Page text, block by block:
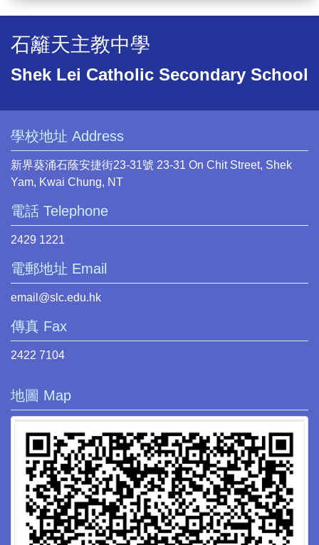
石籬天主教中學
Shek Lei Catholic Secondary School
學校地址 Address
新界葵涌石蔭安捷街23-31號 23-31 On Chit Street, Shek
Yam, Kwai Chung, NT
電話 Telephone
2429 1221
電郵地址 Email
email@slc.edu.hk
傳真 Fax
2422 7104
地圖 Map